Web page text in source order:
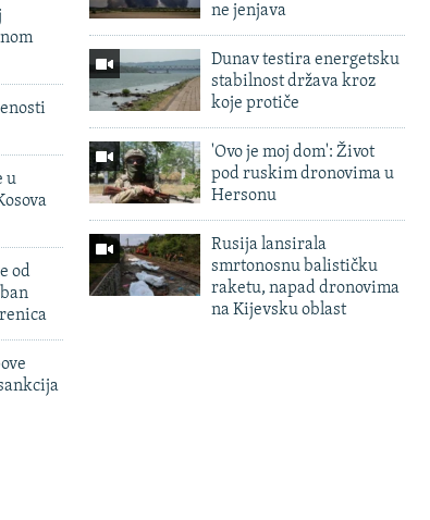
u
od
ne jenjava
Dunav testira energetsku
stabilnost država kroz
koje protiče
'Ovo je moj dom': Život
pod ruskim dronovima u
Hersonu
Rusija lansirala
smrtonosnu balističku
raketu, napad dronovima
na Kijevsku oblast